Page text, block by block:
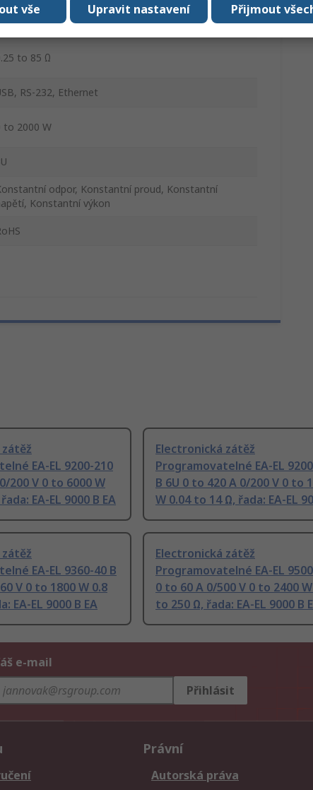
to 70 A
to 85 Ω
RS-232, Ethernet
to 2000 W
odpor, Konstantní proud, Konstantní
Konstantní výkon
EA-EL 9200-210
200 V 0 to 6000 W
EA-EL 9000 B EA
Electronická zátěž
Programovatelné EA-EL
B 6U 0 to 420 A 0/200 V 0 to
W 0.04 to 14 Ω, řada: EA-EL
EA-EL 9360-40 B
V 0 to 1800 W 0.8
EA-EL 9000 B EA
Electronická zátěž
Programovatelné EA-EL
0 to 60 A 0/500 V 0 to 2400
to 250 Ω, řada: EA-EL 9000 B
e-mail
Přihlásit
Právní
Autorská práva
Přijmout
Upravit nastavení
vše